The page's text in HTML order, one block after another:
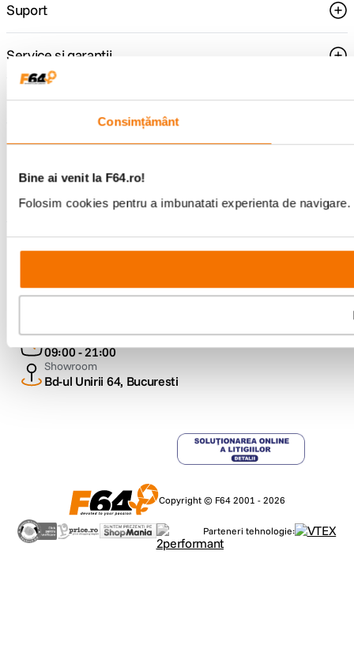
Consimțământ
Bine ai venit la F64.ro!
Folosim cookies pentru a imbunatati experienta de
Suport
Service si garantii
F64 Studio
Program de lucru
09:00 - 21:00
Showroom
Bd-ul Unirii 64, Bucuresti
Copyright © F64 2001 - 2026
Parteneri tehnologie: